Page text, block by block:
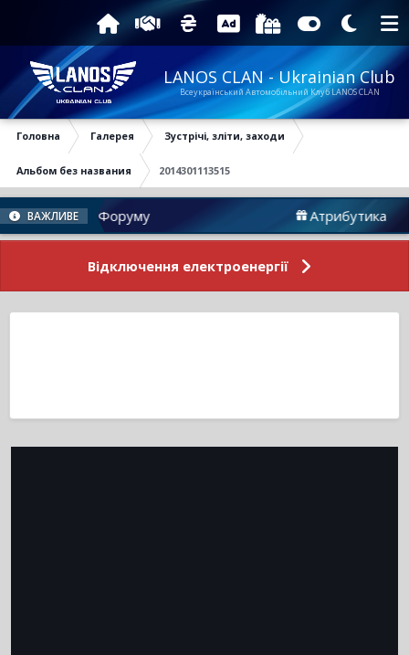
LANOS CLAN - Ukrainian Club
Всеукраїнський Автомобільний Клуб LANOS CLAN
Головна Галерея Зустрічі, зліти, заходи
Альбом без названия 2014301113515
ВАЖЛИВЕ
Новини Форуму Атрибутика
Відключення електроенергії